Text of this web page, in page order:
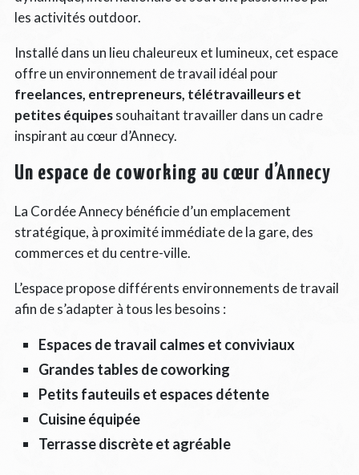
les activités outdoor.
Installé dans un lieu chaleureux et lumineux, cet espace
offre un environnement de travail idéal pour
freelances, entrepreneurs, télétravailleurs et
petites équipessouhaitant travailler dans un cadre
inspirant au cœur d’Annecy.
Un espace de coworking au cœur d’Annecy
La Cordée Annecy bénéficie d’un emplacement
stratégique, à proximité immédiate de la gare, des
commerces et du centre-ville.
L’espace propose différents environnements de travail
afin de s’adapter à tous les besoins :
Espaces de travail calmes et conviviaux
Grandes tables de coworking
Petits fauteuils et espaces détente
Cuisine équipée
Terrasse discrète et agréable